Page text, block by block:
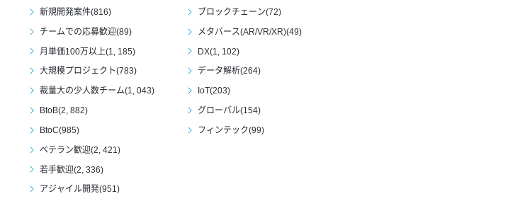
新規開発案件(816)
チームでの応募歓迎(89)
月単価100万以上(1, 185)
大規模プロジェクト(783)
裁量大の少人数チーム(1, 043)
BtoB(2, 882)
BtoC(985)
ベテラン歓迎(2, 421)
若手歓迎(2, 336)
アジャイル開発(951)
ブロックチェーン(72)
メタバース(AR/VR/XR)(49)
DX(1, 102)
データ解析(264)
IoT(203)
グローバル(154)
フィンテック(99)